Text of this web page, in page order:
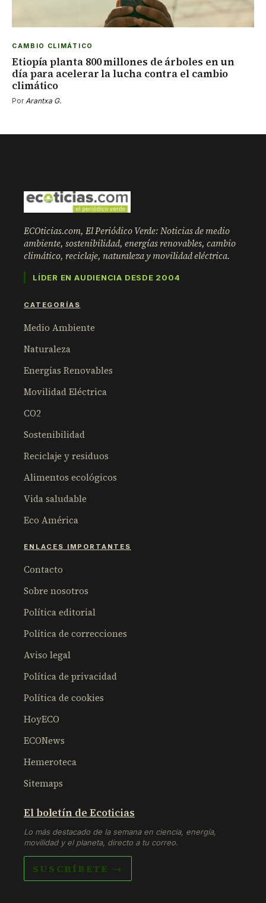
CAMBIO CLIMÁTICO
Etiopía planta 800 millones de árboles en un
día para acelerar la lucha contra el cambio
climático
Por Arantxa G.
ECOticias.com, El Periódico Verde: Noticias de medio
ambiente, sostenibilidad, energías renovables, cambio
climático, reciclaje, naturaleza y movilidad eléctrica.
LÍDER EN AUDIENCIA DESDE 2004
CATEGORÍAS
Medio Ambiente
Naturaleza
Energías Renovables
Movilidad Eléctrica
CO2
Sostenibilidad
Reciclaje y residuos
Alimentos ecológicos
Vida saludable
Eco América
ENLACES IMPORTANTES
Contacto
Sobre nosotros
Política editorial
Política de correcciones
Aviso legal
Política de privacidad
Política de cookies
HoyECO
ECONews
Hemeroteca
Sitemaps
El boletín de Ecoticias
Lo más destacado de la semana en ciencia, energía,
movilidad y el planeta, directo a tu correo.
SUSCRÍBETE →